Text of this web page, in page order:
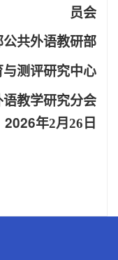
员会
公共外语教研部
测评研究中心
教学研究分会
年2月 26 日